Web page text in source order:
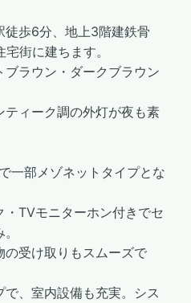
徒歩6分、地上3階建鉄骨
街に建ちます。
ラウン・ダークブラウン
ィーク調の外灯が夜も素
一部メゾネットタイプとな
TVモニターホン付きでセ
の受け取りもスムーズで
、室内設備も充実。シス